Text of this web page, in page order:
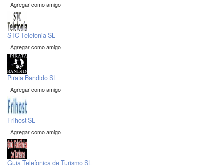
Agregar como amigo
STC Telefonia SL
Agregar como amigo
Pirata Bandido SL
Agregar como amigo
Frihost SL
Agregar como amigo
Guia Telefonica de Turismo SL